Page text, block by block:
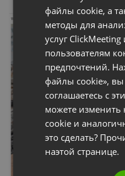
файлы cookie, а
методы для
услуг
пользователям
предпочтений.
файлы cookie», вы
соглашаетесь с
можете изменить
cookie и
это сделать?
наэтой странице.